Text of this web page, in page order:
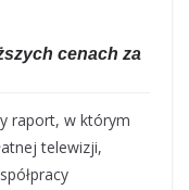
cenach za
raport, w którym
telewizji,